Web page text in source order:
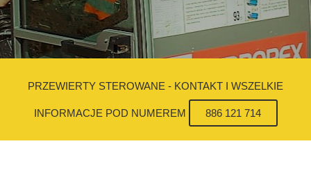
PRZEWIERTY STEROWANE - KONTAKT I WSZELKIE
INFORMACJE POD NUMEREM 886 121 714